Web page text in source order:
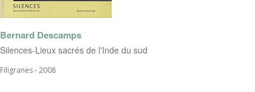
Bernard Descamps
Silences-Lieux sacrés de l'Inde du sud
Filigranes - 2008